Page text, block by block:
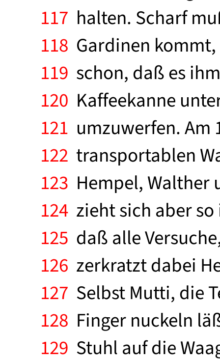
117 halten. Scharf
118 Gardinen
119 schon, daß es
120 Kaffeekanne
121 umzuwerfen. Am
122 transportablen
123 Hempel, Walther
124 zieht sich aber
125 daß alle
126 zerkratzt dabei
127 Selbst Mutti, die
128 Finger nuckeln
129 Stuhl auf die